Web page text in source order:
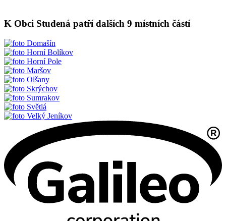
K Obci Studená patří dalších 9 místních částí
Domašín
Horní Bolíkov
Horní Pole
Maršov
Olšany
Skrýchov
Sumrakov
Světlá
Velký Jeníkov